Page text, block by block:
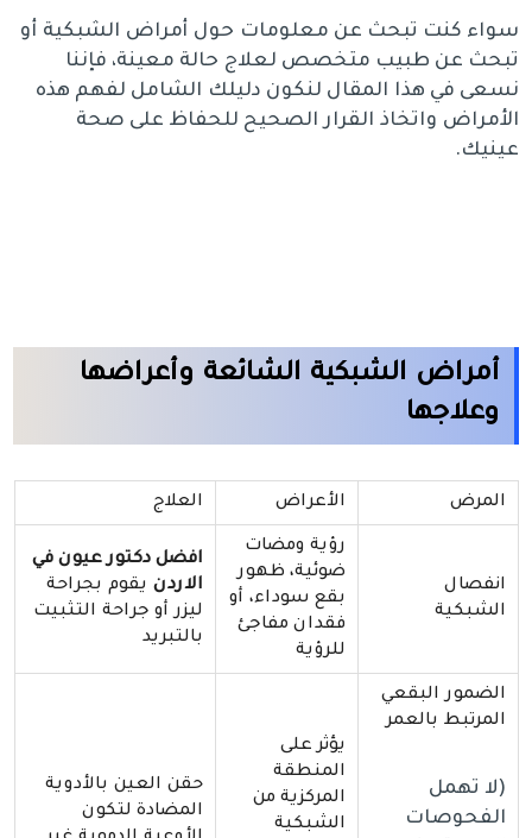
سواء كنت تبحث عن معلومات حول أمراض الشبكية أو
تبحث عن طبيب متخصص لعلاج حالة معينة، فإننا
نسعى في هذا المقال لنكون دليلك الشامل لفهم هذه
الأمراض واتخاذ القرار الصحيح للحفاظ على صحة
عينيك.
أمراض الشبكية الشائعة وأعراضها
وعلاجها
المرض الأعراض العلاج
انفصال
الشبكية
رؤية ومضات
ضوئية، ظهور
بقع سوداء، أو
فقدان مفاجئ
للرؤية
افضل دكتور عيون في
الاردن يقوم بجراحة
ليزر أو جراحة التثبيت
بالتبريد
الضمور البقعي
المرتبط بالعمر
(لا تهمل
الفحوصات
يؤثر على
المنطقة
المركزية من
الشبكية
حقن العين بالأدوية
المضادة لتكون